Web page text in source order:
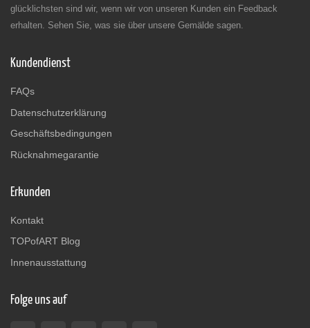
glücklichsten sind wir, wenn wir von unseren Kunden ein Feedback
erhalten. Sehen Sie, was sie über unsere Gemälde sagen.
Kundendienst
FAQs
Datenschutzerklärung
Geschäftsbedingungen
Rücknahmegarantie
Erkunden
Kontakt
TOPofART Blog
Innenausstattung
Folge uns auf